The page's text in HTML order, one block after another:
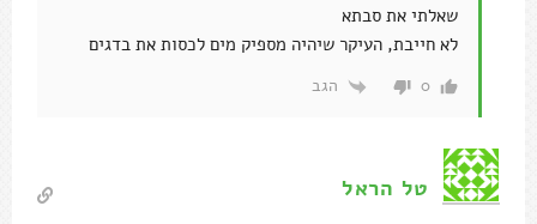
שאלתי את סבתא
לא חייבת, העיקר שיהיה מספיק מים לכסות את בדגים
0 הגב
טל הראל